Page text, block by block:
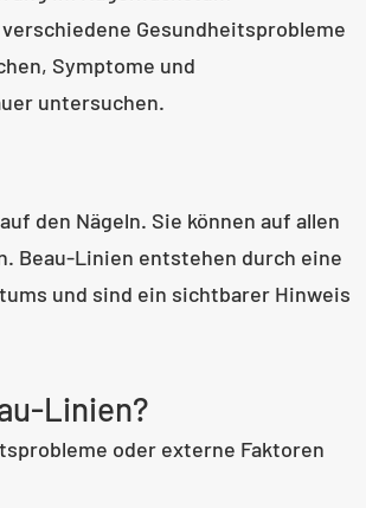
Gesundheitsprobleme
Symptome und
untersuchen.
den Nägeln. Sie können auf allen
Beau-Linien entstehen durch eine
und sind ein sichtbarer Hinweis
Linien?
oder externe Faktoren